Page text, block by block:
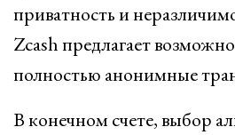
приватность и
Zcash предлагает
полностью анонимные
В конечном счете, выбор